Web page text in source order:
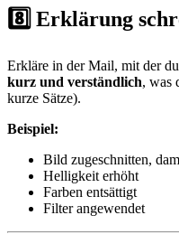
8️⃣ Erklärung
Erkläre in der Mail, mit der
kurz und verständlich, was
kurze Sätze).
Beispiel:
Bild zugeschnitten,
Helligkeit erhöht
Farben entsättigt
Filter angewendet